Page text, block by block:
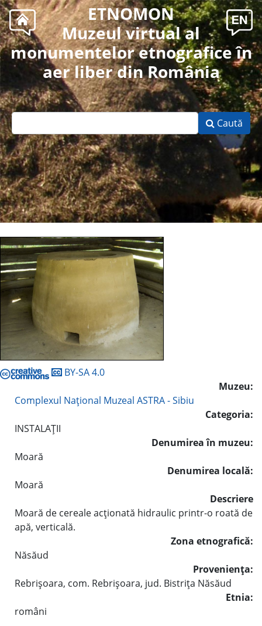
ETNOMON
Muzeul virtual al
monumentelor etnografice în
aer liber din România
Caută
BY-SA 4.0
Muzeu:
Complexul Naţional Muzeal ASTRA - Sibiu
Categoria:
INSTALAŢII
Denumirea în muzeu:
Moară
Denumirea locală:
Moară
Descriere
Moară de cereale acţionată hidraulic printr-o roată de
apă, verticală.
Zona etnografică:
Năsăud
Provenienţa:
Rebrişoara, com. Rebrişoara, jud. Bistriţa Năsăud
Etnia:
români